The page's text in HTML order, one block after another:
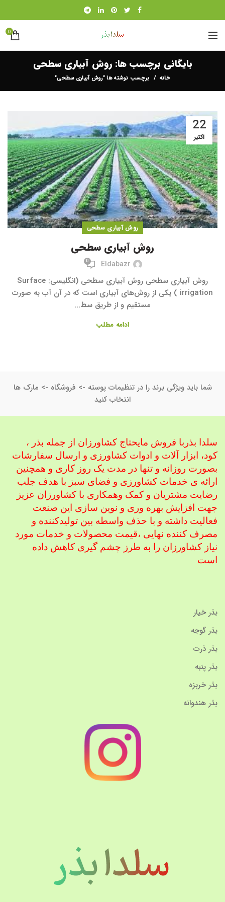
0
بایگانی برچسب ها: روش آبیاری سطحی
خانه برچسب نوشته ها "روش آبیاری سطحی"
22
اکتبر
روش آبیاری سطحی
روش آبیاری سطحی
Eldabazr
0
روش آبیاری سطحی روش آبیاری سطحی (انگلیسی: Surface
irrigation ) یکی از روش‌های آبیاری است که در آن آب به صورت
مستقیم و از طریق سط...
ادامه مطلب
شما باید ویژگی برند را در تنظیمات پوسته -> فروشگاه -> مارک ها
انتخاب کنید
سلدا بذربا فروش مایحتاج کشاورزان از جمله بذر ،
کود، ابزار آلات و ادوات کشاورزی و ارسال سفارشات
بصورت روزانه و تنها در مدت یک روز کاری و همچنین
ارائه ی خدمات کشاورزی و فضای سبز با هدف جلب
رضایت مشتریان و کمک وهمکاری با کشاورزان عزیز
جهت افزایش بهره وری و نوین سازی این صنعت
فعالیت داشته و با حذف واسطه بین تولیدکننده و
مصرف کننده نهایی ،قیمت محصولات و خدمات مورد
نیاز کشاورزان را به طرز چشم گیری کاهش داده
است
بذر خیار
بذر گوجه
بذر ذرت
بذر پنبه
بذر خربزه
بذر هندوانه